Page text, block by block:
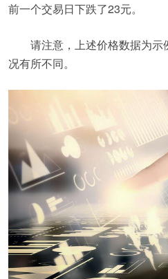
前一个交易日下跌了23元。
请注意，上述价格数据为
况有所不同。